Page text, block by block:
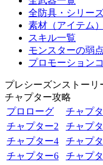
全防具・シリー
素材（アイテム
スキル一覧
モンスターの弱
プロモーション
プレシーズンストーリ
チャプター攻略
プロローグ
チャプ
チャプター2
チャプ
チャプター4
チャプ
チャプター6
チャプ